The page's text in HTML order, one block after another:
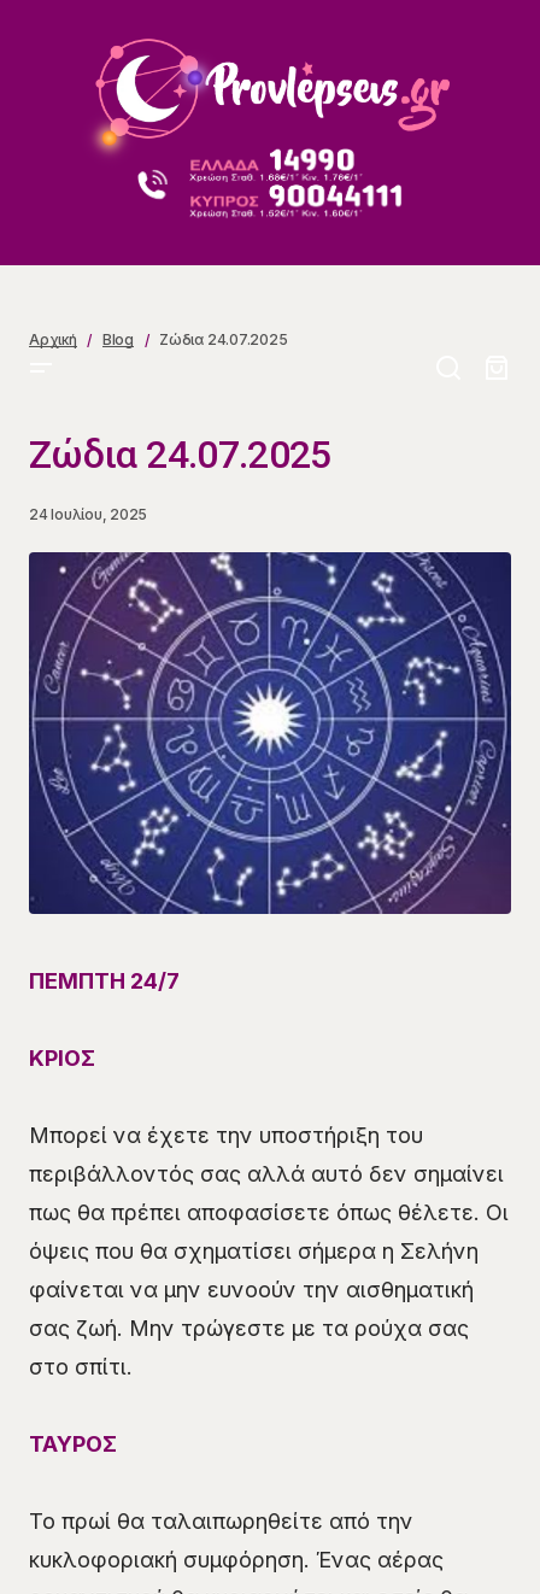
Αρχική Blog Ζώδια 24.07.2025
Ζώδια 24.07.2025
24 Ιουλίου, 2025
ΠΕΜΠΤΗ 24/7
ΚΡΙΟΣ
Μπορεί να έχετε την υποστήριξη του
περιβάλλοντός σας αλλά αυτό δεν σημαίνει
πως θα πρέπει αποφασίσετε όπως θέλετε. Οι
όψεις που θα σχηματίσει σήμερα η Σελήνη
φαίνεται να μην ευνοούν την αισθηματική
σας ζωή. Μην τρώγεστε με τα ρούχα σας
στο σπίτι.
ΤΑΥΡΟΣ
Το πρωί θα ταλαιπωρηθείτε από την
κυκλοφοριακή συμφόρηση. Ένας αέρας